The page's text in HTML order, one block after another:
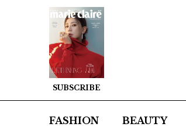
SUBSCRIBE
FASHION BEAUTY